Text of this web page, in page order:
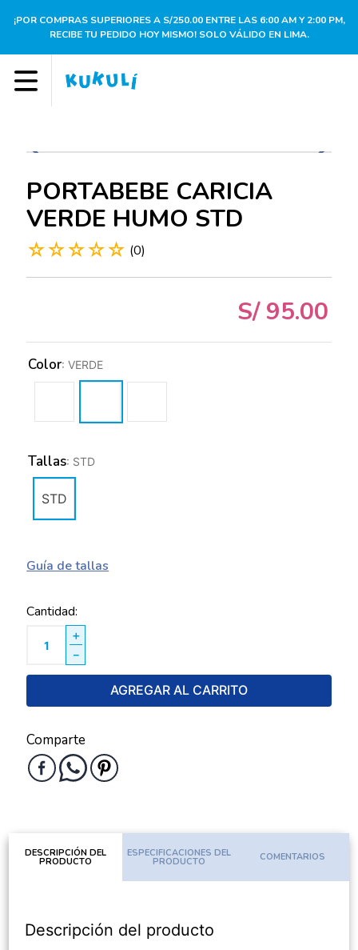
¡POR COMPRAS SUPERIORES A S/250.00 ENTRE LAS 6:00 AM Y 2:00 PM,
RECIBE TU PEDIDO HOY MISMO! SOLO VÁLIDO EN LIMA.
PORTABEBE CARICIA
VERDE HUMO STD
☆☆☆☆☆ (0)
S/ 95.00
Tallas: STD
STD
Color: VERDE
Guía de tallas
Cantidad
＋
－
AGREGAR AL CARRITO
Comparte
DESCRIPCIÓN DEL
PRODUCTO
ESPECIFICACIONES DEL
PRODUCTO COMENTARIOS
Descripción del producto